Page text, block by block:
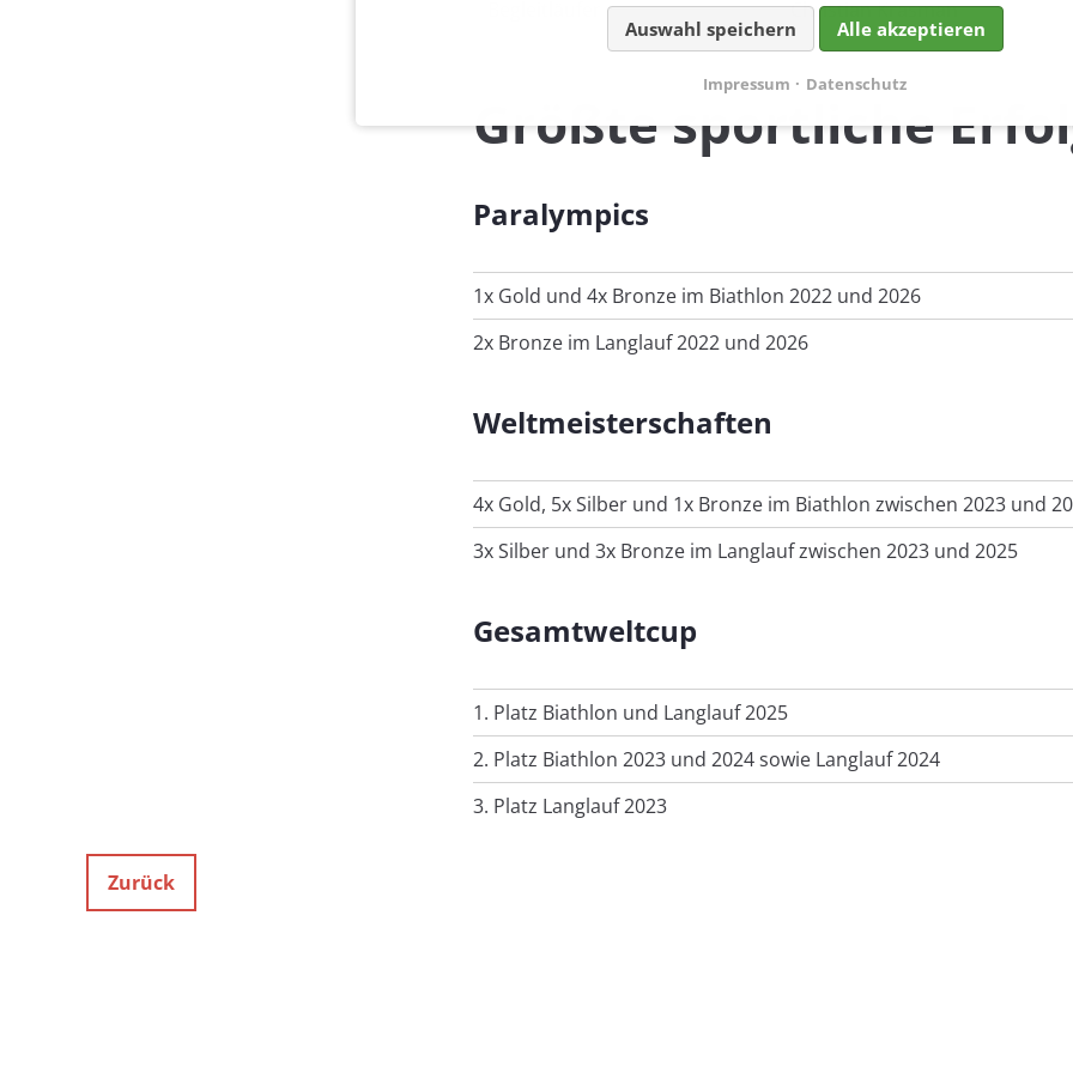
Christian Krasman
Größte sportliche
Paralympics
1x Gold und 4x Bronze im Biathlon 2022 und 2026
2x Bronze im Langlauf 2022 und 2026
Weltmeisterschaften
4x Gold, 5x Silber und 1x Bronze im Biathlon zwischen 2023 und
3x Silber und 3x Bronze im Langlauf zwischen 2023 und 2025
Gesamtweltcup
1. Platz Biathlon und Langlauf 2025
2. Platz Biathlon 2023 und 2024 sowie Langlauf 2024
3. Platz Langlauf 2023
Zurück
Auswahl speichern Alle akzeptieren
Impressum Datenschutz